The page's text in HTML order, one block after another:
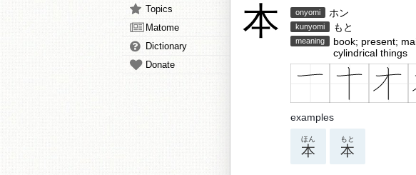
Topics
Matome
Dictionary
Donate
本 onyomi ホン
kunyomi もと
meaning
book; present;
cylindrical things
examples
本
ほん
本
もと